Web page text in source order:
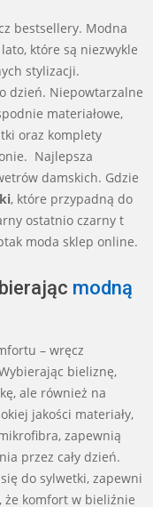
bestsellery. Modna
które są niezwykle
stylizacji.
dzień. Niepowtarzalne
materiałowe,
oraz komplety
Najlepsza
damskich. Gdzie
, które przypadną do
ostatnio czarny t
moda sklep online.
modną
– wręcz
bieliznę,
ale również na
jakości materiały,
zapewnią
przez cały dzień.
do sylwetki, zapewni
że komfort w bieliźnie